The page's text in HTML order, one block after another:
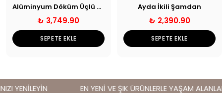
Alüminyum Döküm Üçlü Mumluk Seti Eskitme
₺ 3,749.90
SEPETE EKLE
Ayda İkili Şamdan
₺ 2,390.90
SEPETE EKLE
YENİLEYİN EN YENİ VE ŞIK ÜRÜNLERLE YAŞAM